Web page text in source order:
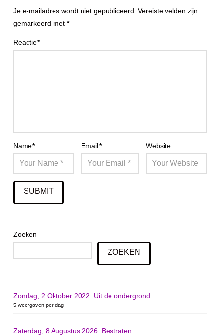
Je e-mailadres wordt niet gepubliceerd. Vereiste velden zijn
gemarkeerd met *
Reactie*
Name* Email* Website
Zoeken
ZOEKEN
Zondag, 2 Oktober 2022: Uit de ondergrond
5 weergaven per dag
Zaterdag, 8 Augustus 2026: Bestraten